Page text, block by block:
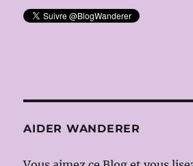
AIDER WANDERER